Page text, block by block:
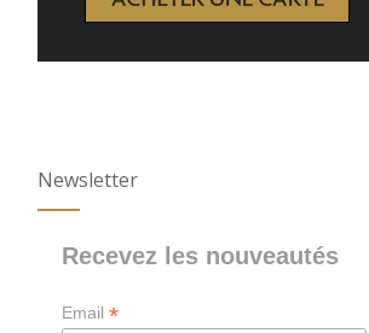
Newsletter
Recevez les nouveautés
Email*